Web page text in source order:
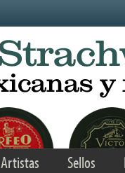
Artistas Sellos